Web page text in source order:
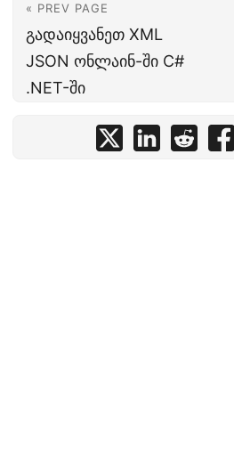
« PREV PAGE
გადაიყვანეთ XML
JSON ონლაინ-ში C#
.NET-ში